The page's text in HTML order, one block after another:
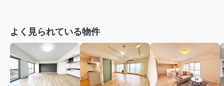
よく見られている物件